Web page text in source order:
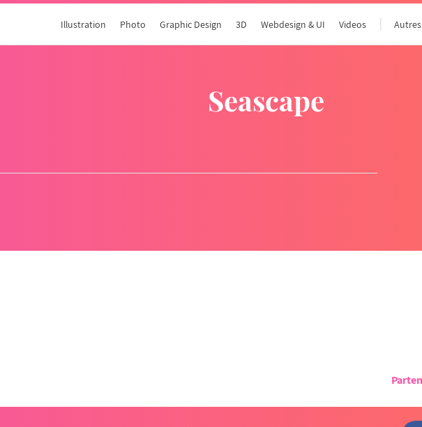
Illustration Photo Graphic Design 3D Webdesign & UI Videos Autres
seascape